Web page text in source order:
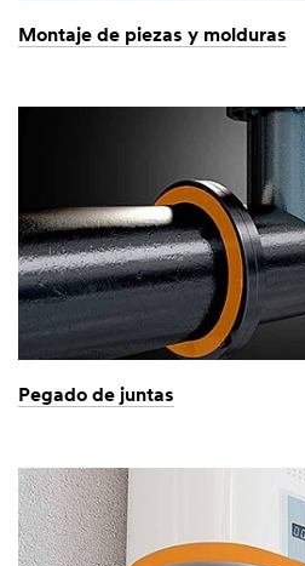
Montaje de piezas y molduras
Pegado de juntas